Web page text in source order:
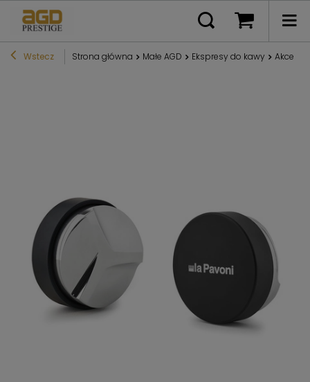
Wstecz Strona główna Małe AGD Ekspresy do kawy